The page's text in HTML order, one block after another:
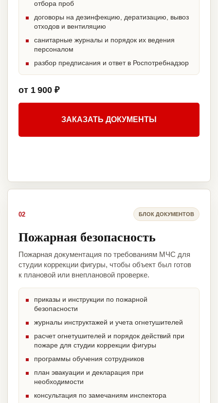
отбора проб
договоры на дезинфекцию, дератизацию, вывоз
отходов и вентиляцию
санитарные журналы и порядок их ведения
персоналом
разбор предписания и ответ в Роспотребнадзор
от 1 900 ₽
ЗАКАЗАТЬ ДОКУМЕНТЫ
02 БЛОК ДОКУМЕНТОВ
Пожарная безопасность
Пожарная документация по требованиям МЧС для
студии коррекции фигуры, чтобы объект был готов
к плановой или внеплановой проверке.
приказы и инструкции по пожарной
безопасности
журналы инструктажей и учета огнетушителей
расчет огнетушителей и порядок действий при
пожаре для студии коррекции фигуры
программы обучения сотрудников
план эвакуации и декларация при
необходимости
консультация по замечаниям инспектора